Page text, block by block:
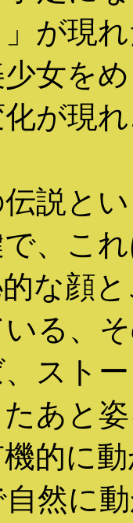
が現
女を
化が現
説と
、こ
な顔
る、
スト
あと
的に
然に